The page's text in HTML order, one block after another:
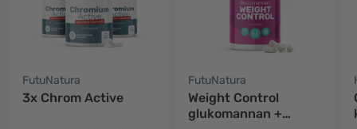
FutuNatura
3x Chrom Active
FutuNatura
Weight Control
glukomannan +